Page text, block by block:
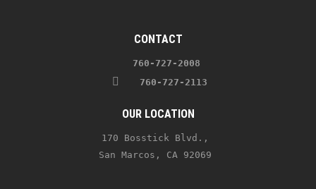
CONTACT
760-727-2008
760-727-2113
OUR LOCATION
170 Bosstick Blvd.,
San Marcos, CA 92069